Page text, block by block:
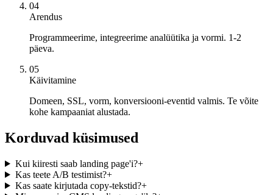
04
Arendus
Programmeerime, integreerime analüütika ja vormi. 1-2
päeva.
05
Käivitamine
Domeen, SSL, vorm, konversiooni-eventid valmis. Te võite
kohe kampaaniat alustada.
Korduvad küsimused
Kui kiiresti saab landing page'i?+
Kas teete A/B testimist?+
Kas saate kirjutada copy-tekstid?+